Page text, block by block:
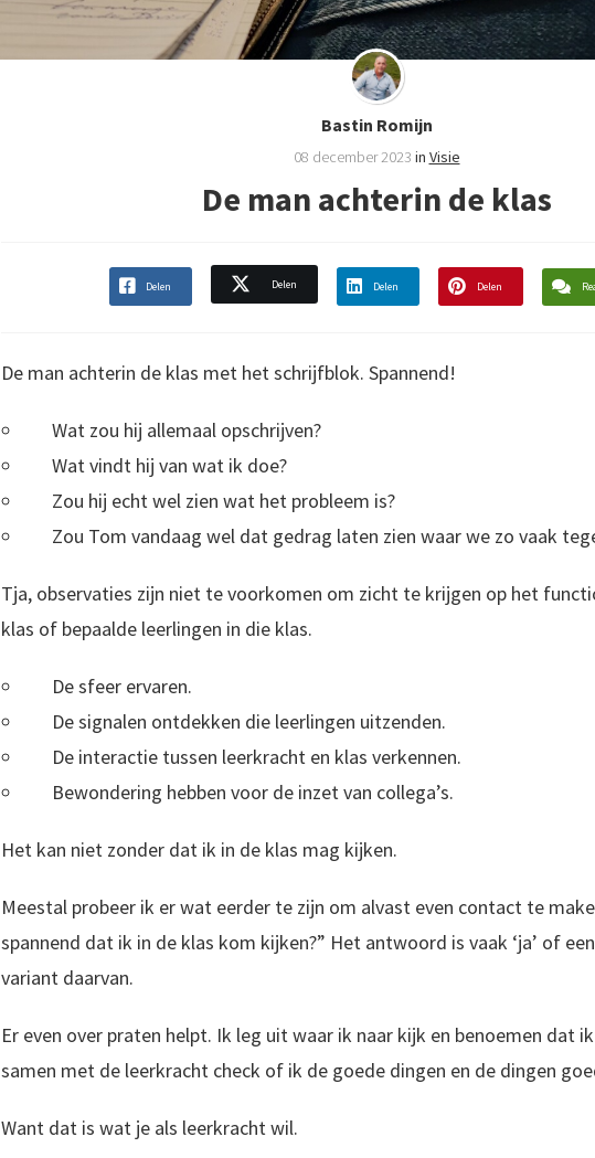
Bastin Romijn
08 december 2023 in Visie
De man achterin de klas
Delen Delen Delen Delen
De man achterin de klas met het schrijfblok. Spannend!
Wat zou hij allemaal opschrijven?
Wat vindt hij van wat ik doe?
Zou hij echt wel zien wat het probleem is?
Zou Tom vandaag wel dat gedrag laten zien waar we zo vaak
Tja, observaties zijn niet te voorkomen om zicht te krijgen op het
klas of bepaalde leerlingen in die klas.
De sfeer ervaren.
De signalen ontdekken die leerlingen uitzenden.
De interactie tussen leerkracht en klas verkennen.
Bewondering hebben voor de inzet van collega’s.
Het kan niet zonder dat ik in de klas mag kijken.
Meestal probeer ik er wat eerder te zijn om alvast even contact te
spannend dat ik in de klas kom kijken?” Het antwoord is vaak ‘ja’ of
variant daarvan.
Er even over praten helpt. Ik leg uit waar ik naar kijk en benoemen dat
samen met de leerkracht check of ik de goede dingen en de dingen
Want dat is wat je als leerkracht wil.